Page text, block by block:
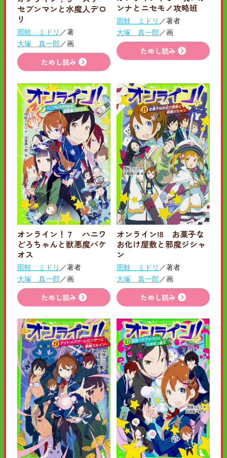
セブンマンと水魔人デロ
リ
雨蛙 ミドリ ／著
大塚 真一郎 ／画
ためし読み
ンナとニセモノ攻略班
雨蛙 ミドリ ／著者
大塚 真一郎 ／画
ためし読み
オンライン！７ ハニワ
どろちゃんと獣悪魔バケ
オス
雨蛙 ミドリ ／著者
大塚 真一郎 ／画
ためし読み
オンライン!8 お菓子な
お化け屋敷と邪魔ジシャ
ン
雨蛙 ミドリ ／著者
大塚 真一郎 ／画
ためし読み